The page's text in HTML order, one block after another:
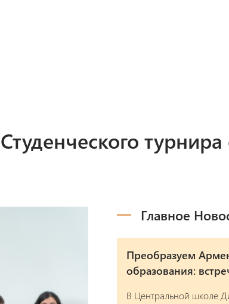
турнира
Главное
Преобразуем
образования:
В Центральной школе